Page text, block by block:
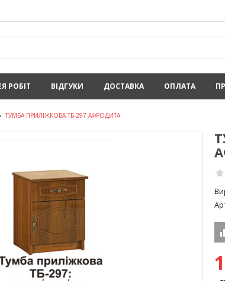
РОБІТ ВІДГУКИ ДОСТАВКА ОПЛАТА
ТУМБА ПРИЛІЖКОВА ТБ-297 АФРОДИТА